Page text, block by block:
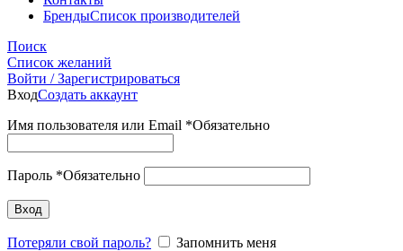
БрендыСписок производителей
Поиск
Список желаний
Войти / Зарегистрироваться
ВходСоздать аккаунт
Имя пользователя или Email *Обязательно
Пароль *Обязательно
Вход
Потеряли свой пароль?
Запомнить меня